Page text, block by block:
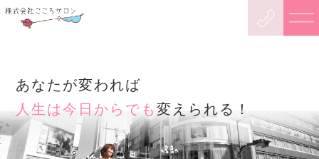
あなたが変われば
人生は今日からでも変えられる！